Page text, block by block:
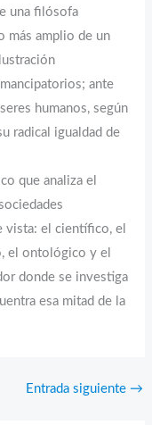
una filósofa
más amplio de un
ante
humanos, según
radical igualdad de
que analiza el
vista: el científico, el
el ontológico y el
donde se investiga
esa mitad de la
Entrada siguiente →